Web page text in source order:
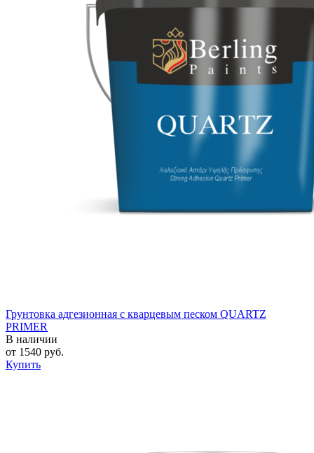
Грунтовка адгезионная с кварцевым песком QUARTZ
PRIMER
В наличии
от 1540 руб.
Купить